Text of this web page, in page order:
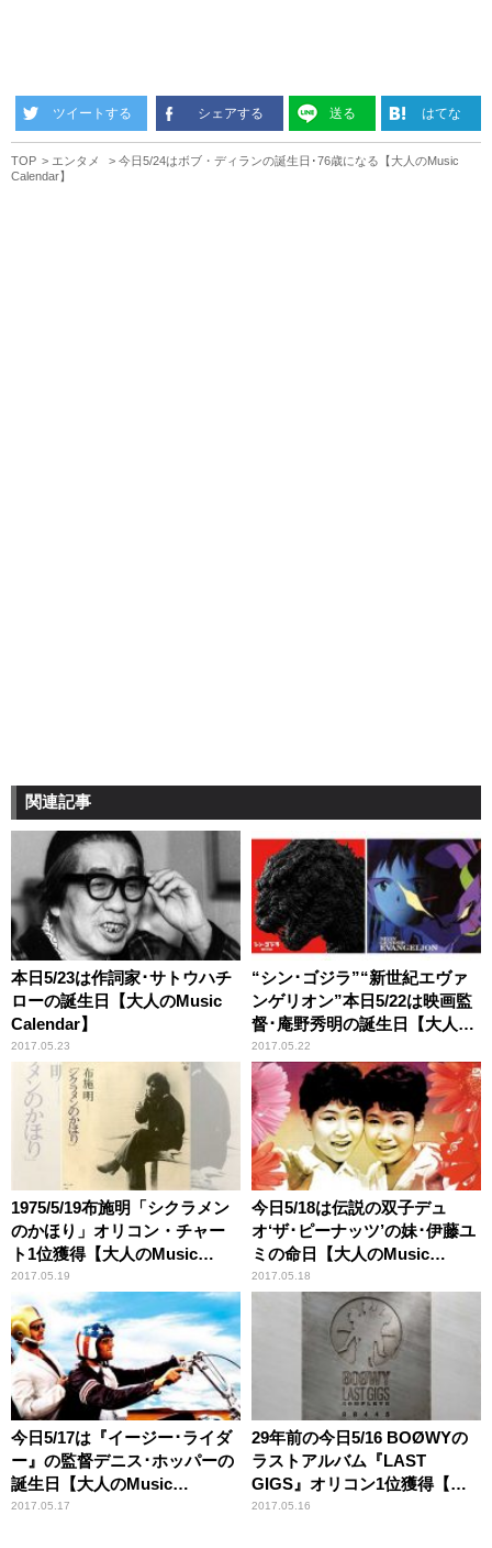
ツイートする シェアする 送る はてな
TOP エンタメ
今日5/24はボブ・ディランの誕生日･76歳になる【大人のMusic
Calendar】
関連記事
本日5/23は作詞家･サトウハチ
ローの誕生日【大人のMusic
Calendar】
2017.05.23
“シン･ゴジラ”“新世紀エヴァ
ンゲリオン”本日5/22は映画監
督･庵野秀明の誕生日【大人の
Music Calendar】
2017.05.22
1975/5/19布施明「シクラメン
のかほり」オリコン・チャー
ト1位獲得【大人のMusic
Calendar】
2017.05.19
今日5/18は伝説の双子デュ
オ‘ザ･ピーナッツ’の妹･伊藤ユ
ミの命日【大人のMusic
Calendar】
2017.05.18
今日5/17は『イージー･ライダ
ー』の監督デニス･ホッパーの
誕生日【大人のMusic
Calendar】
2017.05.17
29年前の今日5/16 BOØWYの
ラストアルバム『LAST
GIGS』オリコン1位獲得【大
人のMusic Calendar】
2017.05.16